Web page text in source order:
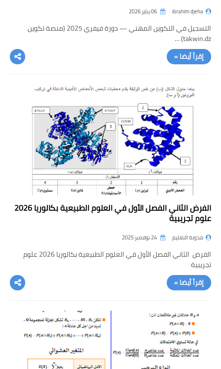
ibrahim djeha
التسجيل في التكوين المهني — دورة فيفري 2025 (منصة تكوين
takwin.dz) …
إقرأ أيضا »
الفرض الثاني الفصل الأول في العلوم الطبيعية بكالوريا 2026
علوم تجريبية
مدونة التعليم
الفرض الثاني الفصل الأول في العلوم الطبيعية بكالوريا 2026 علوم
تجريبية
إقرأ أيضا »